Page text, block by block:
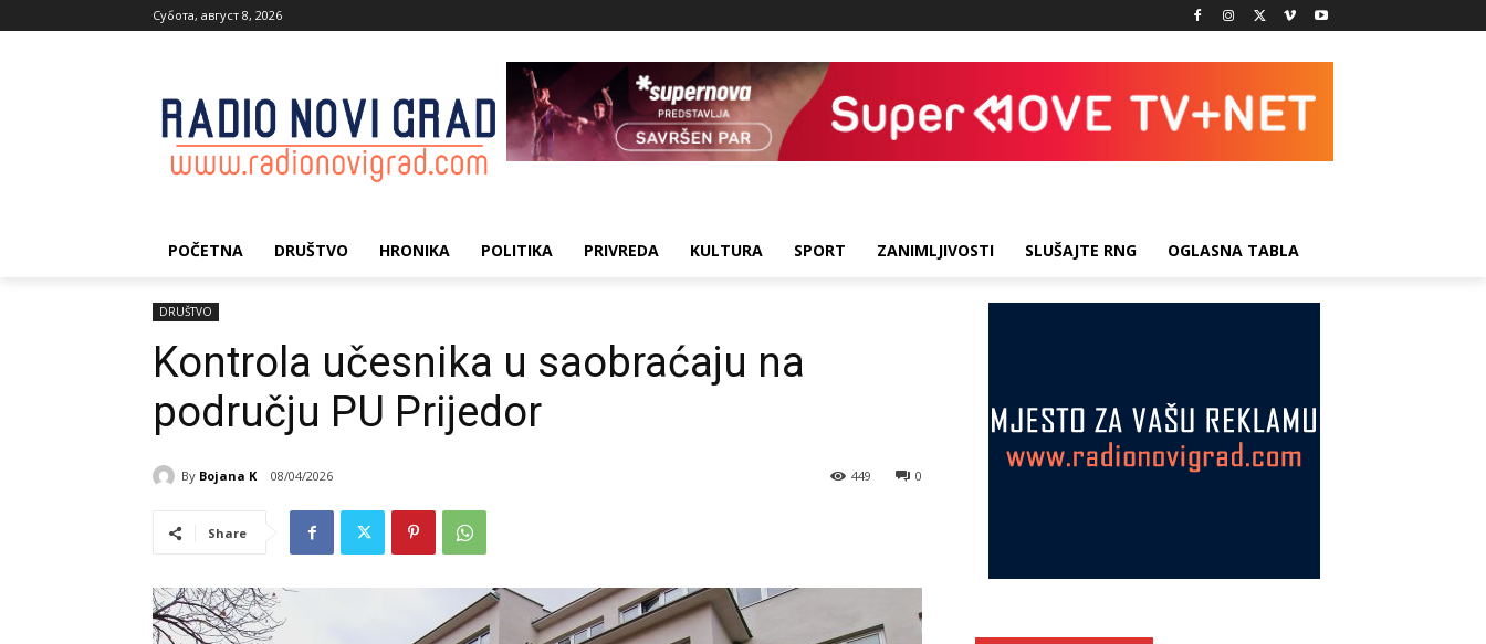
Субота, август 8, 2026
POČETNA DRUŠTVO HRONIKA POLITIKA PRIVREDA KULTURA SPORT ZANIMLJIVOSTI SLUŠAJTE RNG OGLASNA TABLA
DRUŠTVO
Kontrola učesnika u saobraćaju na
području PU Prijedor
By Bojana K 08/04/2026 0
449
Share